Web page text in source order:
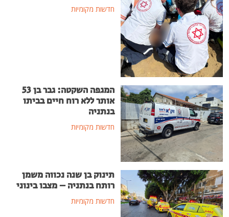
חדשות מקומיות
המגפה השקטה: גבר בן 53
אותר ללא רוח חיים בביתו
בנתניה
חדשות מקומיות
תינוק בן שנה נכווה משמן
רותח בנתניה – מצבו בינוני
חדשות מקומיות